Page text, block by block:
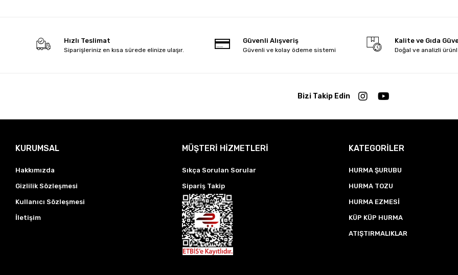
Hızlı Teslimat
Siparişleriniz en kısa sürede elinize ulaşır.
Güvenli Alışveriş
Güvenli ve kolay ödeme sistemi
Kalite ve Gıda
Doğal ve analizli
Bizi Takip Edin
KURUMSAL
Hakkımızda
Gizlilik Sözleşmesi
Kullanıcı Sözleşmesi
İletişim
MÜŞTERİ HİZMETLERİ
Sıkça Sorulan Sorular
Sipariş Takip
KATEGORİLER
HURMA ŞURUBU
HURMA TOZU
HURMA EZMESİ
KÜP KÜP HURMA
ATIŞTIRMALIKLAR